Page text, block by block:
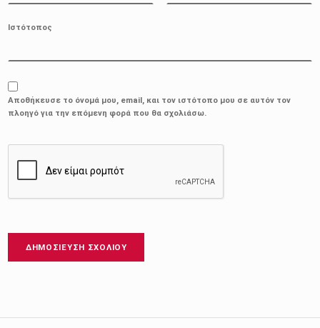
Ιστότοπος
Αποθήκευσε το όνομά μου, email, και τον ιστότοπο μου σε αυτόν τον
πλοηγό για την επόμενη φορά που θα σχολιάσω.
Πλοήγηση άρθρων